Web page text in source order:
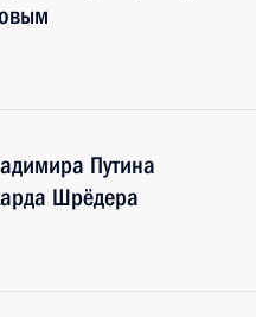
Путина
Шрёдера